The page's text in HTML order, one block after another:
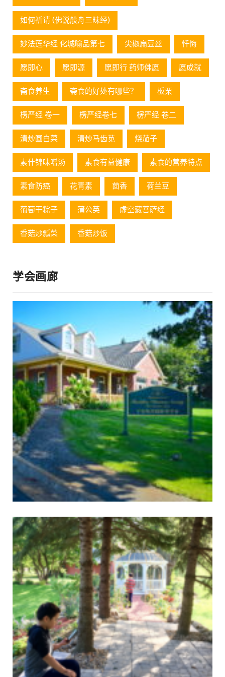
如何祈请 (佛说般舟三昧经)
妙法莲华经 化城喻品第七 尖椒扁豆丝 忏悔
愿即心 愿即源 愿即行 药师佛愿 愿成就
斋食养生 斋食的好处有哪些？ 板栗
楞严经 卷一 楞严经卷七 楞严经 卷二
清炒圆白菜 清炒马齿苋 烧茄子
素什锦味噌汤 素食有益健康 素食的营养特点
素食防癌 花青素 茴香 荷兰豆
葡萄⼲粽⼦ 蒲公英 虚空藏菩萨经
香菇炒瓢菜 香菇炒饭
学会画廊